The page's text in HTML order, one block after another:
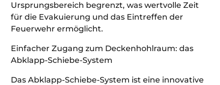
Ursprungsbereich begrenzt, was wertvolle Zeit
für die Evakuierung und das Eintreffen der
Feuerwehr ermöglicht.
Einfacher Zugang zum Deckenhohlraum: das
Abklapp-Schiebe-System
Das Abklapp-Schiebe-System ist eine innovative